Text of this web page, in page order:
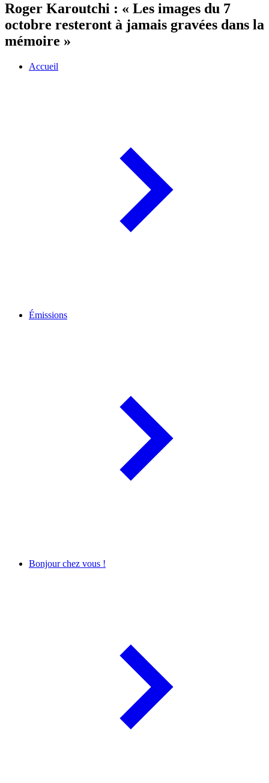
Roger Karoutchi : « Les images du 7
octobre resteront à jamais gravées dans la
mémoire »
Accueil
Émissions
Bonjour chez vous !